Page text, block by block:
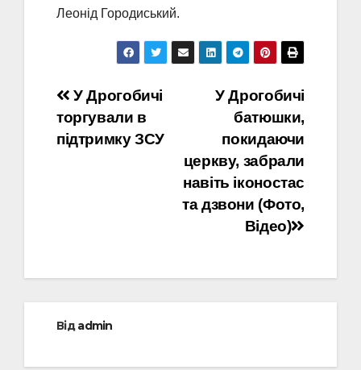
Леонід Городиський.
Навігація
записів
У Дрогобичі
батюшки,
покидаючи
церкву, забрали
навіть іконостас
та дзвони (Фото,
Відео)
У Дрогобичі
торгували в
підтримку ЗСУ
Відadmin